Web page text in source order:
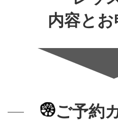
内容と
ご予約